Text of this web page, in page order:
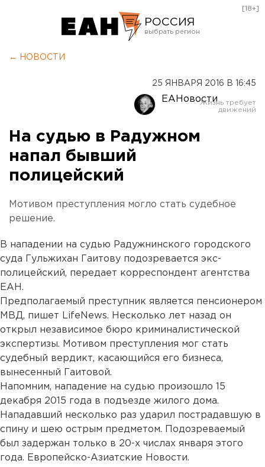
РОССИЯ
Оренбург
[18+]
← НОВОСТИ
25 ЯНВАРЯ 2016 В 16:45
ЕАНовости
На судью в Радужном
напал бывший
полицейский
Мотивом преступления могло стать судебное
решение.
В нападении на судью Радужнинского городского
суда Гульжихан Гаитову подозревается экс-
полицейский, передает корреспондент агентства
ЕАН.
Предполагаемый преступник является пенсионером
МВД, пишет LifeNews. Несколько лет назад он
открыл независимое бюро криминалистической
экспертизы. Мотивом преступления мог стать
судебный вердикт, касающийся его бизнеса,
вынесенный Гаитовой.
Напомним, нападение на судью произошло 15
декабря 2015 года в подъезде жилого дома.
Нападавший несколько раз ударил пострадавшую в
спину и шею острым предметом. Подозреваемый
был задержан только в 20-х числах января этого
года. Европейско-Азиатские Новости.